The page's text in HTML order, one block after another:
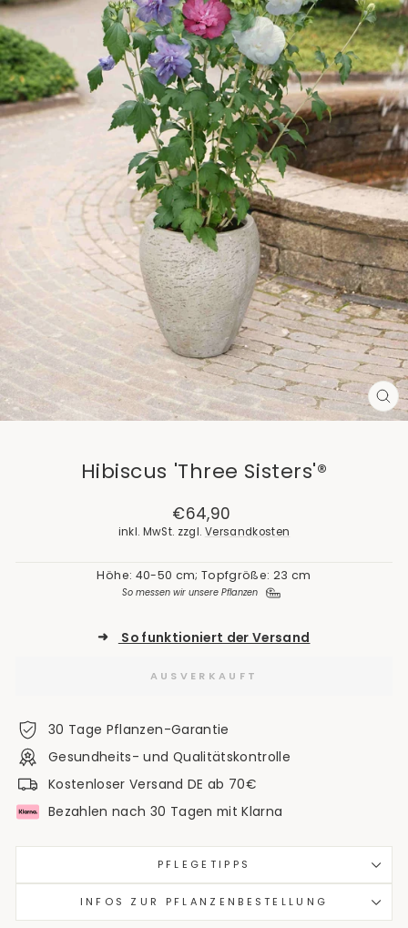
Hibiscus 'Three Sisters'®
Normaler
Preis
€64,90
inkl. MwSt. zzgl. Versandkosten
Höhe: 40-50 cm; Topfgröße: 23 cm
So messen wir unsere Pflanzen
➜ So funktioniert der Versand
AUSVERKAUFT
30 Tage Pflanzen-Garantie
Gesundheits- und Qualitätskontrolle
Kostenloser Versand DE ab 70€
Bezahlen nach 30 Tagen mit Klarna
PFLEGETIPPS
INFOS ZUR PFLANZENBESTELLUNG